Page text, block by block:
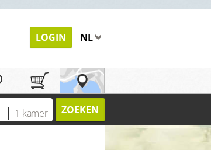
LOGIN NL
1 kamer ZOEKEN